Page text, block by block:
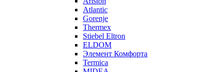
Atlantic
Gorenje
Thermex
Stiebel Eltron
ELDOM
Элемент Комфорта
Termica